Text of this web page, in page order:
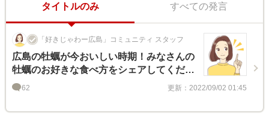
タイトルのみ すべての発言
「好きじゃわー広島」コミュニティ スタッフ
広島の牡蠣が今おいしい時期！みなさんの
牡蠣のお好きな食べ方をシェアしてくださ
い♪62 更新：2022/09/02 01:45